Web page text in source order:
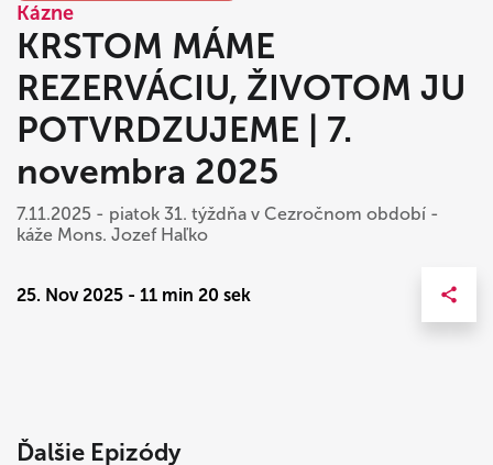
Kázne
KRSTOM MÁME
REZERVÁCIU, ŽIVOTOM JU
POTVRDZUJEME | 7.
novembra 2025
7.11.2025 - piatok 31. týždňa v Cezročnom období -
káže Mons. Jozef Haľko
25. Nov 2025 - 11 min 20 sek
Ďalšie Epizódy